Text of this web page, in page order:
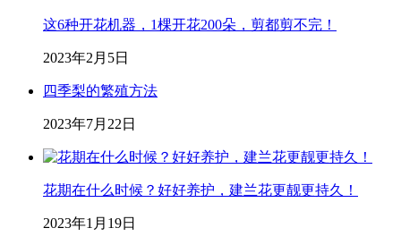
这6种开花机器，1棵开花200朵，剪都剪不完！
2023年2月5日
四季梨的繁殖方法
2023年7月22日
花期在什么时候？好好养护，建兰花更靓更持久！
2023年1月19日